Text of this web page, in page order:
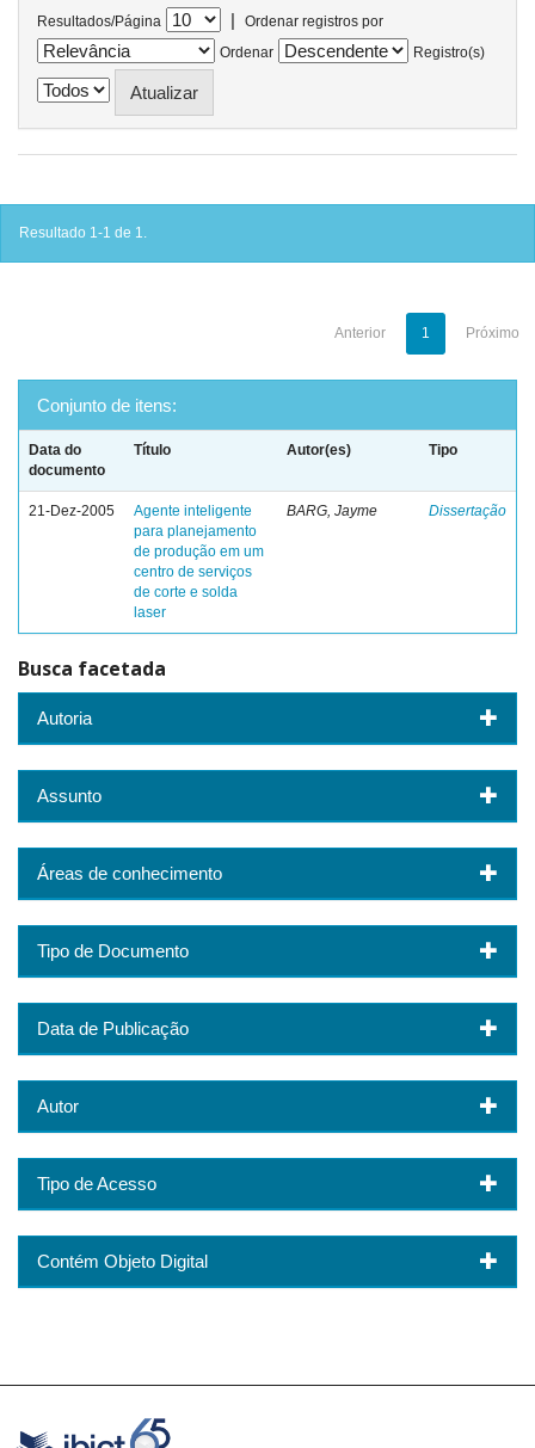
Resultados/Página |
Ordenar registros por
Ordenar
Registro(s)
Resultado 1-1 de 1.
Anterior 1 Próximo
Conjunto de itens:
Data do
documento
Título Autor(es) Tipo
21-Dez-2005
Agente inteligente
para planejamento
de produção em um
centro de serviços
de corte e solda
laser
BARG, Jayme Dissertação
Busca facetada
Autoria
Assunto
Áreas de conhecimento
Tipo de Documento
Data de Publicação
Autor
Tipo de Acesso
Contém Objeto Digital